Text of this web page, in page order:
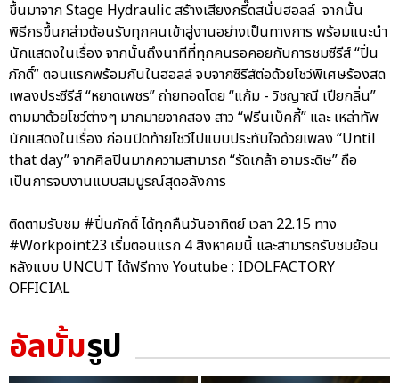
ขึ้นมาจาก Stage Hydraulic สร้างเสียงกรี๊ดสนั่นฮอลล์ จากนั้น
พิธีกรขึ้นกล่าวต้อนรับทุกคนเข้าสู่งานอย่างเป็นทางการ พร้อมแนะนำ
นักแสดงในเรื่อง จากนั้นถึงนาทีที่ทุกคนรอคอยกับการชมซีรีส์ “ปิ่น
ภักดิ์” ตอนแรกพร้อมกันในฮอลล์ จบจากซีรีส์ต่อด้วยโชว์พิเศษร้องสด
เพลงประซีรีส์ “หยาดเพชร” ถ่ายทอดโดย “แก้ม - วิชญาณี เปียกลิ่น”
ตามมาด้วยโชว์ต่างๆ มากมายจากสอง สาว “ฟรีนเบ็คกี้” และ เหล่าทัพ
นักแสดงในเรื่อง ก่อนปิดท้ายโชว์ไปแบบประทับใจด้วยเพลง “Until
that day” จากศิลปินมากความสามารถ “รัดเกล้า อามระดิษ” ถือ
เป็นการจบงานแบบสมบูรณ์สุดอลังการ
ติดตามรับชม #ปิ่นภักดิ์ ได้ทุกคืนวันอาทิตย์ เวลา 22.15 ทาง
#Workpoint23 เริ่มตอนแรก 4 สิงหาคมนี้ และสามารถรับชมย้อน
หลังแบบ UNCUT ได้ฟรีทาง Youtube : IDOLFACTORY
OFFICIAL
อัลบั้มรูป